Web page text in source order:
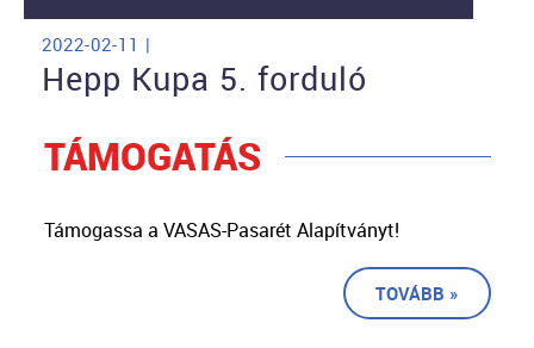
2022-02-11 |
Hepp Kupa 5. forduló
TÁMOGATÁS
Támogassa a VASAS-Pasarét Alapítványt!
TOVÁBB »